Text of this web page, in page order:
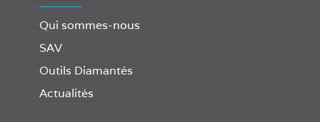
Qui sommes-nous
SAV
Outils Diamantés
Actualités